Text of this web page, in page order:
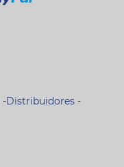
-Distribuidores -